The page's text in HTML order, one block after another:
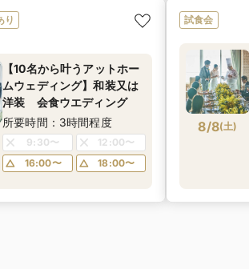
り
【10名から叶うアットホー
ムウェディング】和装又は
洋装 会食ウエディング
所要時間：3時間程度
9:30〜
12:00〜
16:00〜
18:00〜
試食会
8/8(土)